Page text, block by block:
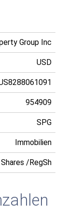
Group Inc
USD
954909
SPG
Immobilien
/RegSh